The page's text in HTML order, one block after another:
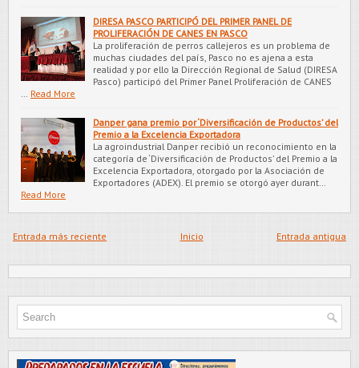
DIRESA PASCO PARTICIPÓ DEL PRIMER PANEL DE
PROLIFERACIÓN DE CANES EN PASCO
La proliferación de perros callejeros es un problema de
muchas ciudades del país, Pasco no es ajena a esta
realidad y por ello la Dirección Regional de Salud (DIRESA
Pasco) participó del Primer Panel Proliferación de CANES
Read More
Danper gana premio por ‘Diversificación de Productos’ del
Premio a la Excelencia Exportadora
La agroindustrial Danper recibió un reconocimiento en la
categoría de ‘Diversificación de Productos’ del Premio a la
Excelencia Exportadora, otorgado por la Asociación de
Exportadores (ADEX). El premio se otorgó ayer durant…
Read More
Entrada más reciente Entrada antigua
Inicio